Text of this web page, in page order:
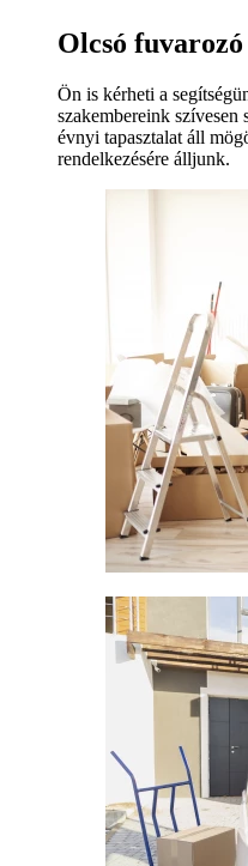
Olcsó
Ön is kérheti a
szakembereink
évnyi tapasztalat áll
rendelkezésére álljunk.